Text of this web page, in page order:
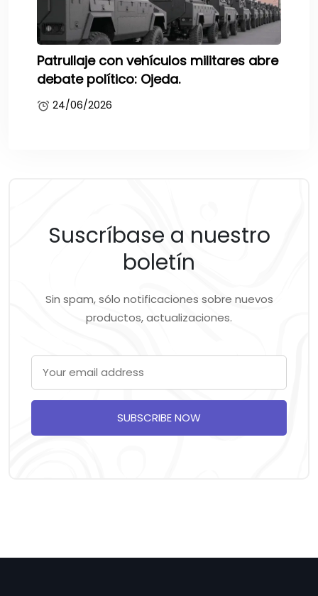
Patrullaje con vehículos militares abre
debate político: Ojeda.
24/06/2026
Suscríbase a nuestro
boletín
Sin spam, sólo notificaciones sobre nuevos
productos, actualizaciones.
SUBSCRIBE NOW